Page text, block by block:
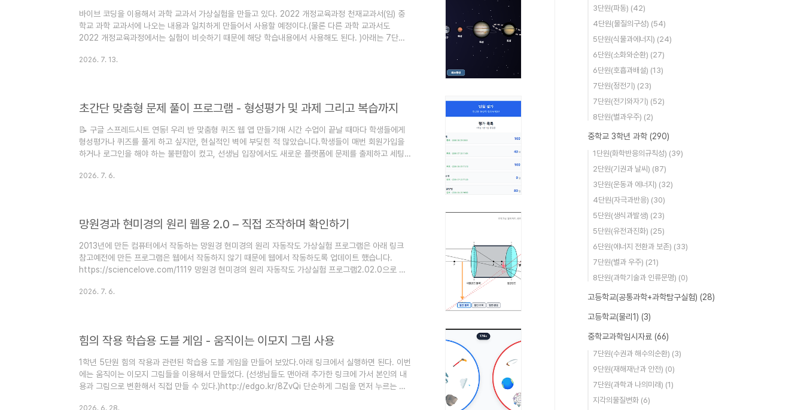
바이브 코딩을 이용해서 과학 교과서 가상실험을 만들고 있다. 2022 개정교육과정 천재교과서(임) 중
학교 과학 교과서에 나오는 내용과 일치하게 만들어서 사용할 예정이다.(물론 다른 과학 교과서도
2022 개정교육과정에서는 실험이 비슷하기 때문에 해당 학습내용에서 사용해도 된다. )아래는 7단원
을 수 있다.아래 링크로 들어가면 전자교과서를 바로 볼 수 있습니다.
https://cdata2.tsherpa.co.kr/ebook/tsherpa/22/22ebook_M/EB2022GC2NN_02_70L/viewer/ebook/index.html?
2026. 7. 13.
초간단 맞춤형 문제 풀이 프로그램 - 형성평가 및 과제 그리고 복습까지
📝 구글 스프레드시트 연동! 우리 반 맞춤형 퀴즈 웹 앱 만들기매 시간 수업이 끝날 때마다 학생들에게
형성평가나 퀴즈를 풀게 하고 싶지만, 현실적인 벽에 부딪힌 적 많았습니다.학생들이 매번 회원가입을
하거나 로그인을 해야 하는 불편함이 컸고, 선생님 입장에서도 새로운 플랫폼에 문제를 출제하고 세팅
문제 풀이 프로그램'을 만들었습니다! 아래 구글 스프레드시트를 사본 복사해서 우리 반에 맞게 수정만
2026. 7. 6.
망원경과 현미경의 원리 웹용 2.0 – 직접 조작하며 확인하기
2013년에 만든 컴퓨터에서 작동하는 망원경 현미경의 원리 자동작도 가상실험 프로그램은 아래 링크
참고예전에 만든 프로그램은 웹에서 작동하지 않기 때문에 웹에서 작동하도록 업데이트 했습니다.
https://sciencelove.com/1119 망원경 현미경의 원리 자동작도 가상실험 프로그램2.02.0으로 업
볼록렌즈와 오목렌즈 이용 케플러 망원경 : 볼록렌즈 2개 이용 그리고 가까이sciencelove.com 학생
2026. 7. 6.
힘의 작용 학습용 도블 게임 - 움직이는 이모지 그림 사용
1학년 5단원 힘의 작용과 관련된 학습용 도블 게임을 만들어 보았다.아래 링크에서 실행하면 된다. 이번
에는 움직이는 이모지 그림들을 이용해서 만들었다. (선생님들도 맨아래 추가한 링크에 가서 본인의 내
용과 그림으로 변환해서 직접 만들 수 있다.)http://edgo.kr/8ZvQi 단순하게 그림을 먼저 누르는 것
2026. 6. 28.
3단원(파동) (42)
4단원(물질의구성) (54)
5단원(식물과에너지) (24)
6단원(소화와순환) (27)
6단원(호흡과배설) (13)
7단원(정전기) (23)
7단원(전기와자기) (52)
8단원(별과우주) (2)
중학교 3학년 과학 (290)
1단원(화학반응의규칙성) (39)
2단원(기권과 날씨) (87)
3단원(운동과 에너지) (32)
4단원(자극과반응) (30)
5단원(생식과발생) (23)
5단원(유전과진화) (25)
6단원(에너지 전환과 보존) (33)
7단원(별과 우주) (21)
8단원(과학기술과 인류문명) (0)
고등학교(공통과학+과학탐구실험) (28)
고등학교(물리1) (3)
중학교과학임시자료 (66)
7단원(수권과 해수의순환) (3)
9단원(재해재난과 안전) (0)
7단원(과학과 나의미래) (1)
지각의물질변화 (6)